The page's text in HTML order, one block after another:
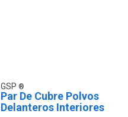
GSP
Par De Cubre Polvos
Delanteros Interiores